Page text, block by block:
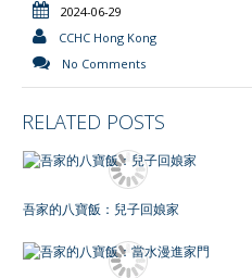
2024-06-29
CCHC Hong Kong
No Comments
RELATED POSTS
吾家的八寶飯：兒子回娘家